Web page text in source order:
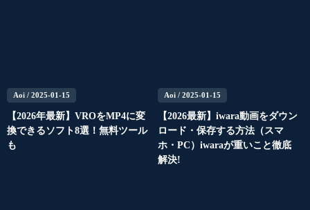
Aoi / 2025-01-15
【2026年最新】VROをMP4に変
換できるソフト8選！無料ツール
も
Aoi/ 2025-01-15
【2026最新】iwara動画をダウン
ロード・保存する方法（スマ
ホ・PC）iwaraが重いこと徹底
解決!